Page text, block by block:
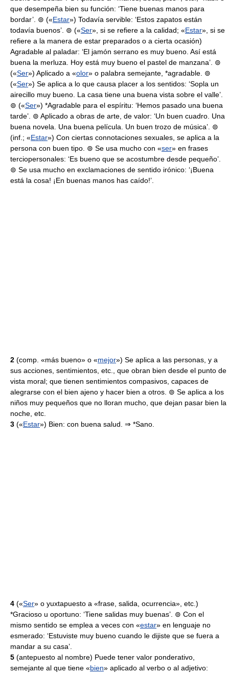
que desempeña bien su función: ‘Tiene buenas manos para
bordar’. ⊚ («Estar») Todavía servible: ‘Estos zapatos están
todavía buenos’. ⊚ («Ser», si se refiere a la calidad; «Estar», si se
refiere a la manera de estar preparados o a cierta ocasión)
Agradable al paladar: ‘El jamón serrano es muy bueno. Así está
buena la merluza. Hoy está muy bueno el pastel de manzana’. ⊚
(«Ser») Aplicado a «olor» o palabra semejante, *agradable. ⊚
(«Ser») Se aplica a lo que causa placer a los sentidos: ‘Sopla un
airecillo muy bueno. La casa tiene una buena vista sobre el valle’.
⊚ («Ser») *Agradable para el espíritu: ‘Hemos pasado una buena
tarde’. ⊚ Aplicado a obras de arte, de valor: ‘Un buen cuadro. Una
buena novela. Una buena película. Un buen trozo de música’. ⊚
(inf.; «Estar») Con ciertas connotaciones sexuales, se aplica a la
persona con buen tipo. ⊚ Se usa mucho con «ser» en frases
terciopersonales: ‘Es bueno que se acostumbre desde pequeño’.
⊚ Se usa mucho en exclamaciones de sentido irónico: ‘¡Buena
está la cosa! ¡En buenas manos has caído!’.
2 (comp. «más bueno» o «mejor») Se aplica a las personas, y a
sus acciones, sentimientos, etc., que obran bien desde el punto de
vista moral; que tienen sentimientos compasivos, capaces de
alegrarse con el bien ajeno y hacer bien a otros. ⊚ Se aplica a los
niños muy pequeños que no lloran mucho, que dejan pasar bien la
noche, etc.
3 («Estar») Bien: con buena salud. ⇒ *Sano.
4 («Ser» o yuxtapuesto a «frase, salida, ocurrencia», etc.)
*Gracioso u oportuno: ‘Tiene salidas muy buenas’. ⊚ Con el
mismo sentido se emplea a veces con «estar» en lenguaje no
esmerado: ‘Estuviste muy bueno cuando le dijiste que se fuera a
mandar a su casa’.
5 (antepuesto al nombre) Puede tener valor ponderativo,
semejante al que tiene «bien» aplicado al verbo o al adjetivo: